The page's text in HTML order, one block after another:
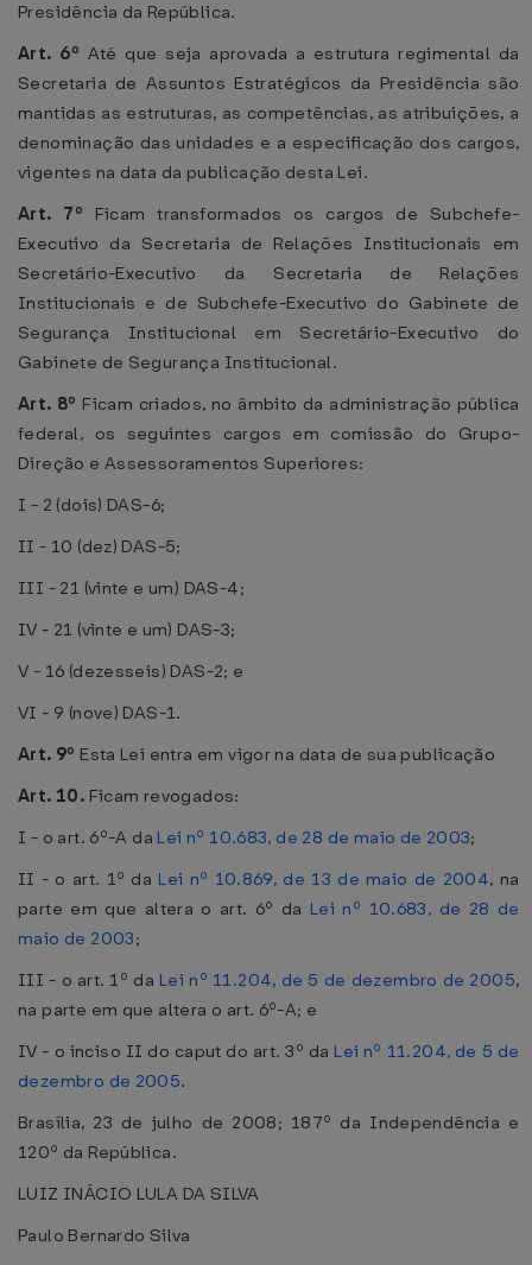
Presidência da República.
Art. 6º Até que seja aprovada a estrutura regimental da
Secretaria de Assuntos Estratégicos da Presidência são
mantidas as estruturas, as competências, as atribuições, a
denominação das unidades e a especificação dos cargos,
vigentes na data da publicação desta Lei.
Art. 7º Ficam transformados os cargos de Subchefe-
Executivo da Secretaria de Relações Institucionais em
Secretário-Executivo da Secretaria de Relações
Institucionais e de Subchefe-Executivo do Gabinete de
Segurança Institucional em Secretário-Executivo do
Gabinete de Segurança Institucional.
Art. 8º Ficam criados, no âmbito da administração pública
federal, os seguintes cargos em comissão do Grupo-
Direção e Assessoramentos Superiores:
I - 2 (dois) DAS-6;
II - 10 (dez) DAS-5;
III - 21 (vinte e um) DAS-4;
IV - 21 (vinte e um) DAS-3;
V - 16 (dezesseis) DAS-2; e
VI - 9 (nove) DAS-1.
Art. 9º Esta Lei entra em vigor na data de sua publicação
Art. 10. Ficam revogados:
I - o art. 6º-A da Lei nº 10.683, de 28 de maio de 2003;
II - o art. 1º da Lei nº 10.869, de 13 de maio de 2004, na
parte em que altera o art. 6º da Lei nº 10.683, de 28 de
maio de 2003;
III - o art. 1º da Lei nº 11.204, de 5 de dezembro de 2005,
na parte em que altera o art. 6º-A; e
IV - o inciso II do caput do art. 3º da Lei nº 11.204, de 5 de
dezembro de 2005.
Brasília, 23 de julho de 2008; 187º da Independência e
120º da República.
LUIZ INÁCIO LULA DA SILVA
Paulo Bernardo Silva